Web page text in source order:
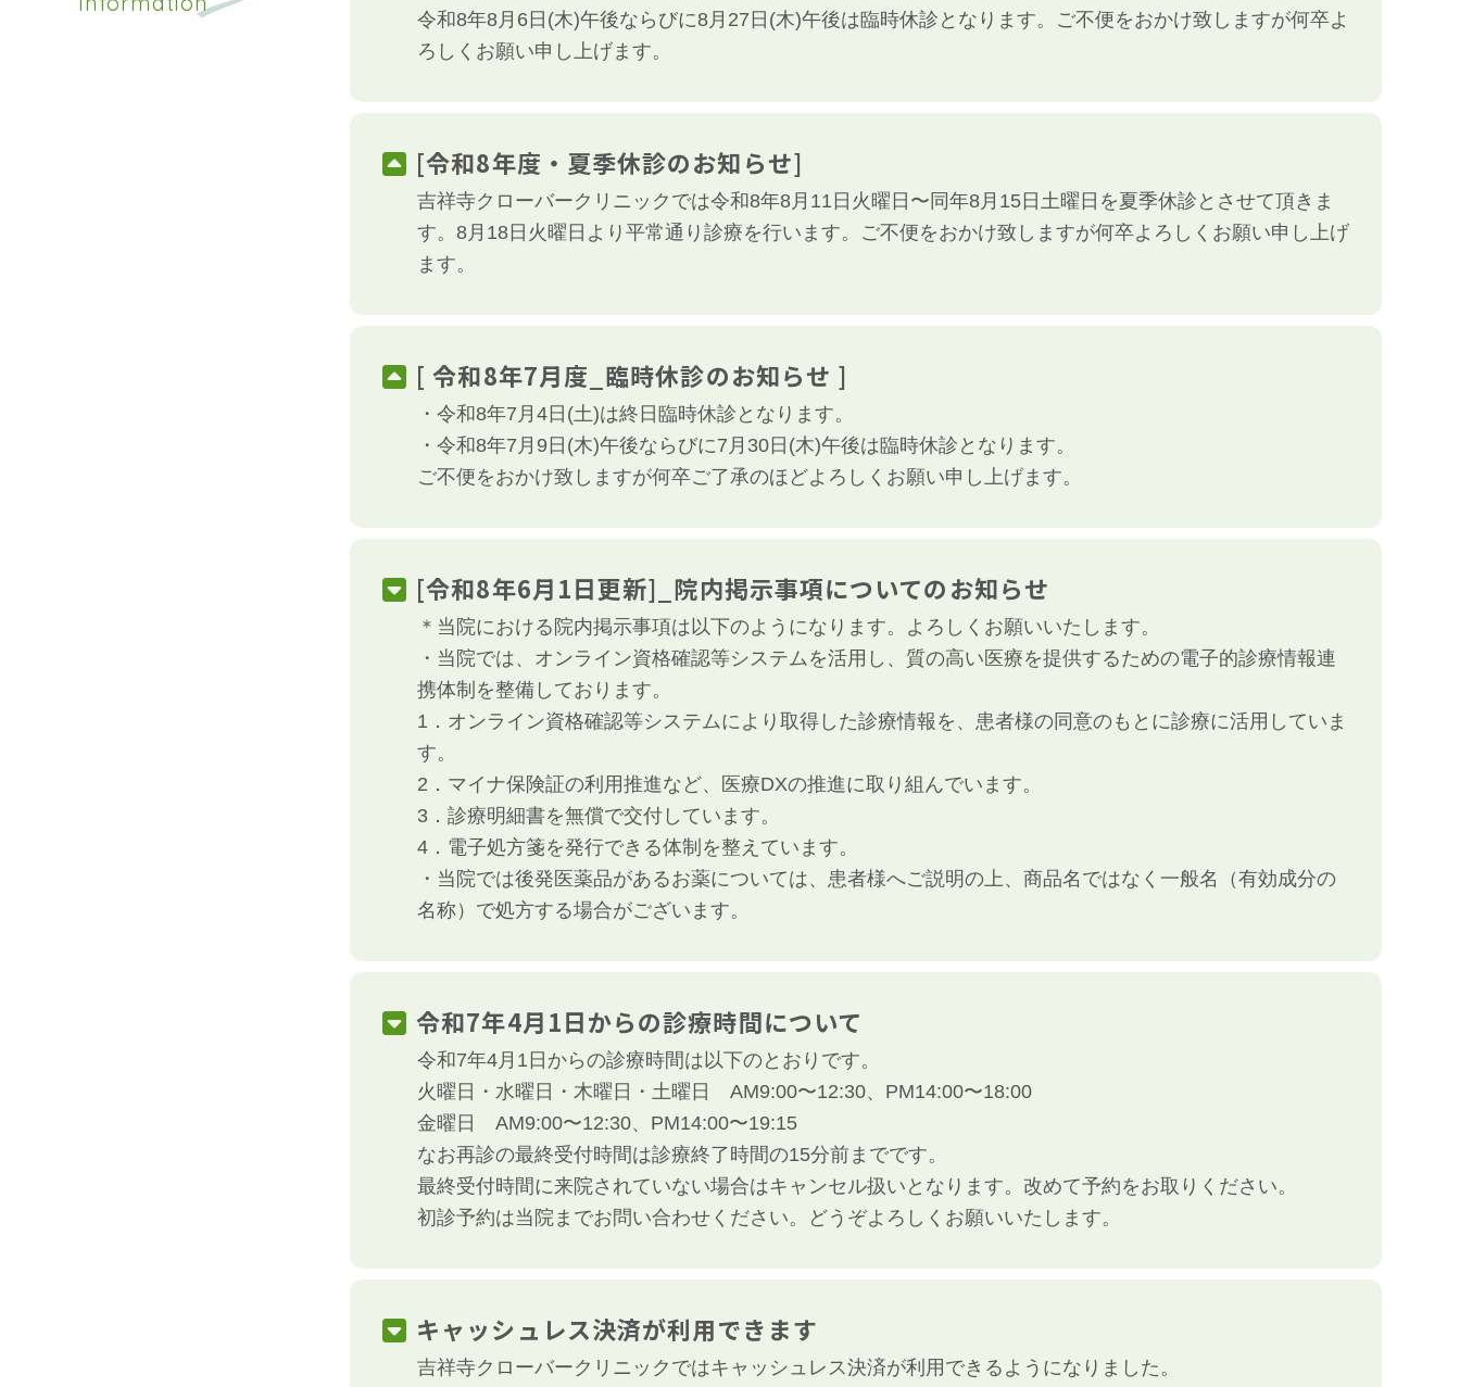
令和8年8月6日(木)午後ならびに8月27日(木)午後は臨時休診となります。ご不便をおかけ致しますが何卒よ
ろしくお願い申し上げます。
[令和8年度・夏季休診のお知らせ]
吉祥寺クローバークリニックでは令和8年8月11日火曜日〜同年8月15日土曜日を夏季休診とさせて頂きま
す。8月18日火曜日より平常通り診療を行います。ご不便をおかけ致しますが何卒よろしくお願い申し上げ
ます。
[ 令和8年7月度_臨時休診のお知らせ ]
・令和8年7月4日(土)は終日臨時休診となります。
・令和8年7月9日(木)午後ならびに7月30日(木)午後は臨時休診となります。
ご不便をおかけ致しますが何卒ご了承のほどよろしくお願い申し上げます。
[令和8年6月1日更新]_院内掲示事項についてのお知らせ
＊当院における院内掲示事項は以下のようになります。よろしくお願いいたします。
・当院では、オンライン資格確認等システムを活用し、質の高い医療を提供するための電子的診療情報連
携体制を整備しております。
1．オンライン資格確認等システムにより取得した診療情報を、患者様の同意のもとに診療に活用していま
す。
2．マイナ保険証の利用推進など、医療DXの推進に取り組んでいます。
3．診療明細書を無償で交付しています。
4．電子処方箋を発行できる体制を整えています。
・当院では後発医薬品があるお薬については、患者様へご説明の上、商品名ではなく一般名（有効成分の
名称）で処方する場合がございます。
令和7年4月1日からの診療時間について
令和7年4月1日からの診療時間は以下のとおりです。
火曜日・水曜日・木曜日・土曜日 AM9:00〜12:30、PM14:00〜18:00
金曜日 AM9:00〜12:30、PM14:00〜19:15
なお再診の最終受付時間は診療終了時間の15分前までです。
最終受付時間に来院されていない場合はキャンセル扱いとなります。改めて予約をお取りください。
初診予約は当院までお問い合わせください。どうぞよろしくお願いいたします。
キャッシュレス決済が利用できます
吉祥寺クローバークリニックではキャッシュレス決済が利用できるようになりました。